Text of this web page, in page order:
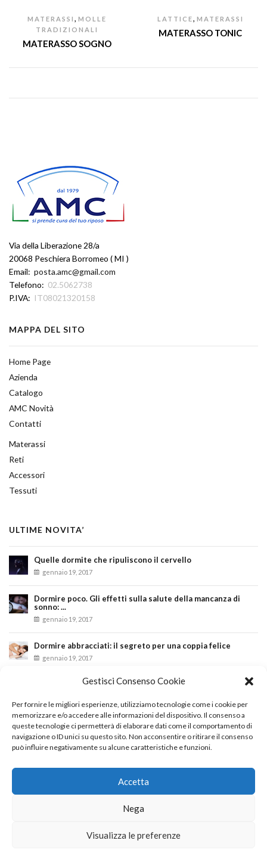
Gestisci Consenso Cookie
Per fornire le migliori esperienze, utilizziamo tecnologie come i cookie per
memorizzare e/o accedere alle informazioni del dispositivo. Il consenso a
queste tecnologie ci permetterà di elaborare dati come il comportamento di
navigazione o ID unici su questo sito. Non acconsentire o ritirare il consenso
può influire negativamente su alcune caratteristiche e funzioni.
Accetta
Nega
Visualizza le preferenze
MATERASSI , MOLLE
TRADIZIONALI
MATERASSO SOGNO
LATTICE, MATERASSI
MATERASSO TONIC
Via della Liberazione 28/a
20068 Peschiera Borromeo ( MI )
Email: posta.amc@gmail.com
Telefono: 02.5062738
P.IVA: IT08021320158
MAPPA DEL SITO
Home Page
Azienda
Catalogo
AMC Novità
Contatti
Materassi
Reti
Accessori
Tessuti
ULTIME NOVITA’
Quelle dormite che ripuliscono il cervello
gennaio 19, 2017
Dormire poco. Gli effetti sulla salute della mancanza di
sonno: ...
gennaio 19, 2017
Dormire abbracciati: il segreto per una coppia felice
gennaio 19, 2017
Instagram did not return a 200.
Seguici